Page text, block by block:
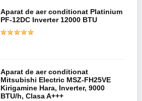
Aparat de aer conditionat Platinium
PF-12DC Inverter 12000 BTU
Aparat de aer conditionat
Mitsubishi Electric MSZ-FH25VE
Kirigamine Hara, Inverter, 9000
BTU/h, Clasa A+++